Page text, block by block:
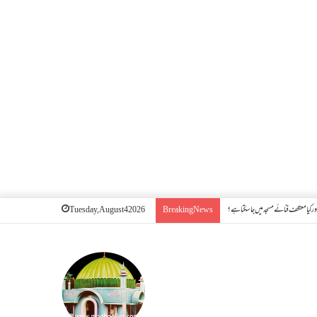
Tuesday, August 4 2026 Breaking News کیا معتکف فنائے مسجد میں جا سکتا ہے؟